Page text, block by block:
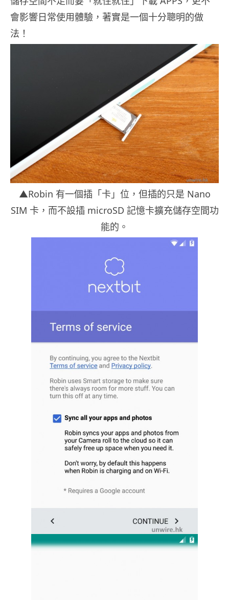
會影響日常使用體驗，著實是一個十分聰明的做
法！
▲Robin 有一個插「卡」位，但插的只是 Nano
SIM 卡，而不設插 microSD 記憶卡擴充儲存空間功
能的。